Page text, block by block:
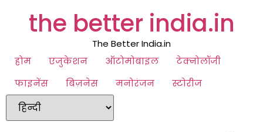
the better india.in
The Better India.in
होम
एजुकेशन ऑटोमोबाइल
टेक्नोलॉजी
फाइनेंस
बिज़नेस मनोरंजन स्टोरीज